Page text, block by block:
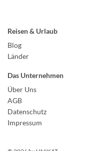
Reisen & Urlaub
Blog
Länder
Das Unternehmen
Über Uns
AGB
Datenschutz
Impressum